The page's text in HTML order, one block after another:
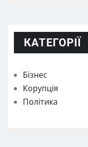
КАТЕГОРІЇ
Бізнес
Корупція
Політика